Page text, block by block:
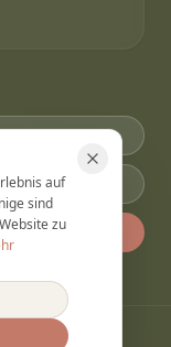
auf
sind
zu